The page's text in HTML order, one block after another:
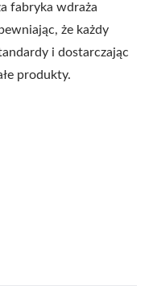
fabryka wdraża
że każdy
i dostarczając
produkty.